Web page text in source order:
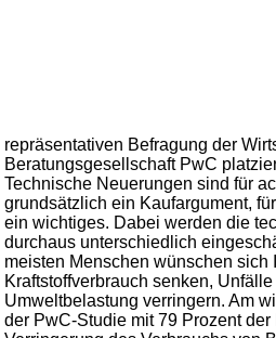
repräsentativen Befragung der
Beratungsgesellschaft PwC
Technische Neuerungen sind für
grundsätzlich ein Kaufargument,
ein wichtiges. Dabei werden die
durchaus unterschiedlich
meisten Menschen wünschen sich
Kraftstoffverbrauch senken,
Umweltbelastung verringern. Am
der PwC-Studie mit 79 Prozent